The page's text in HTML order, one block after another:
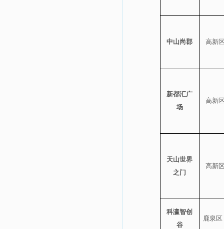
中山尚郡 高新
新都汇广
场
高新
天山世界
之门
高新
科瀛智创
谷
鹿泉区